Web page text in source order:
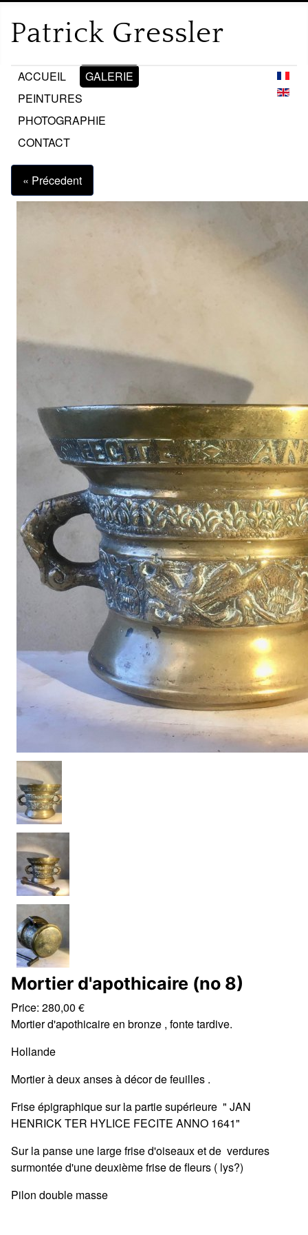
ACCUEIL
GALERIE
PEINTURES
PHOTOGRAPHIE
CONTACT
« Précedent
Mortier d'apothicaire (no 8)
Price: 280,00 €
Mortier d'apothicaire en bronze , fonte tardive.
Hollande
Mortier à deux anses à décor de feuilles .
Frise épigraphique sur la partie supérieure " JAN
HENRICK TER HYLICE FECITE ANNO 1641"
Sur la panse une large frise d'oiseaux et de verdures
surmontée d'une deuxième frise de fleurs ( lys?)
Pilon double masse